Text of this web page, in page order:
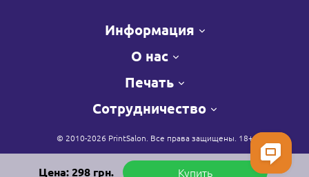
Цена:298грн. Купить
Информация
О нас
Печать
Сотрудничество
© 2010-2026 PrintSalon. Все права защищены. 18+